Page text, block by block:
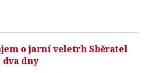
o jarní veletrh Sběratel
dny